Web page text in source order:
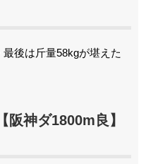
後は斤量58kgが堪えた
阪神ダ1800m良】